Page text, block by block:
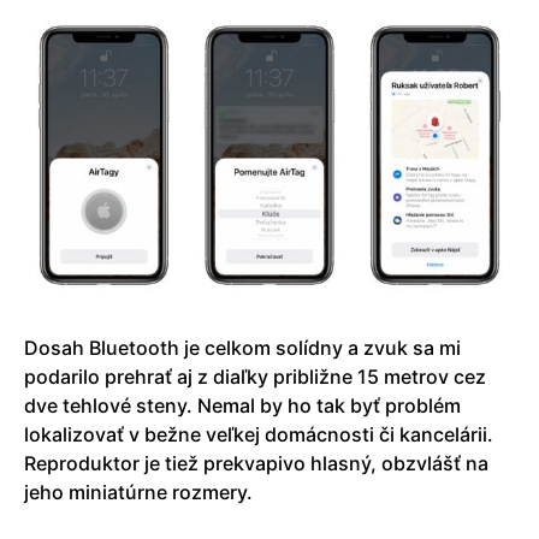
Dosah Bluetooth je celkom solídny a zvuk sa mi
podarilo prehrať aj z diaľky približne 15 metrov cez
dve tehlové steny. Nemal by ho tak byť problém
lokalizovať v bežne veľkej domácnosti či kancelárii.
Reproduktor je tiež prekvapivo hlasný, obzvlášť na
jeho miniatúrne rozmery.